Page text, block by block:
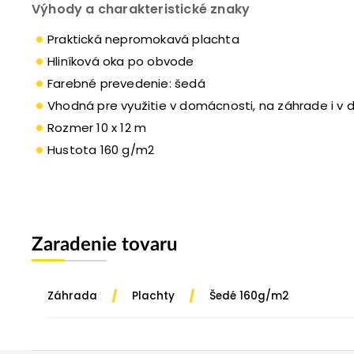
Výhody a charakteristické znaky
Praktická nepromokavá plachta
Hliníková oka po obvode
Farebné prevedenie: šedá
Vhodná pre využitie v domácnosti, na záhrade i v
Rozmer 10 x 12 m
Hustota 160 g/m2
Zaradenie tovaru
Záhrada / Plachty / Šedé 160g/m2